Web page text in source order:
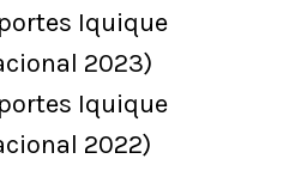
Iquique
2023)
Iquique
2022)